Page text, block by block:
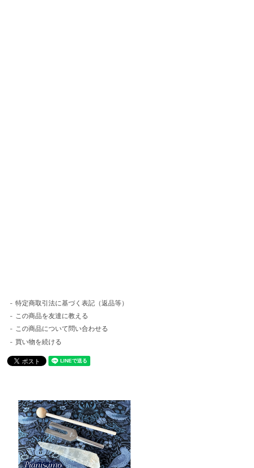
特定商取引法に基づく表記（返品等）
この商品を友達に教える
この商品について問い合わせる
買い物を続ける